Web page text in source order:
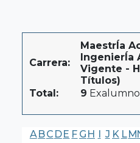
Carrera:
MaestrÍa
IngenierÍa
Vigente -
Títulos)
Total:
9
A BC DE F G H I J K LM